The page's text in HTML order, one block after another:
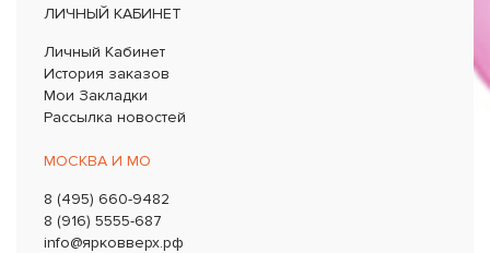
ЛИЧНЫЙ КАБИНЕТ
Личный Кабинет
История заказов
Мои Закладки
Рассылка новостей
МОСКВА И МО
8 (495) 660-9482
8 (916) 5555-687
info@ярковверх.рф